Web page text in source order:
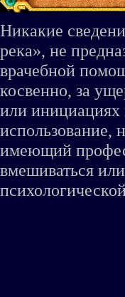
Никакие
река», не
врачебной
косвенно, за
или инициациях
использование,
имеющий
вмешиваться